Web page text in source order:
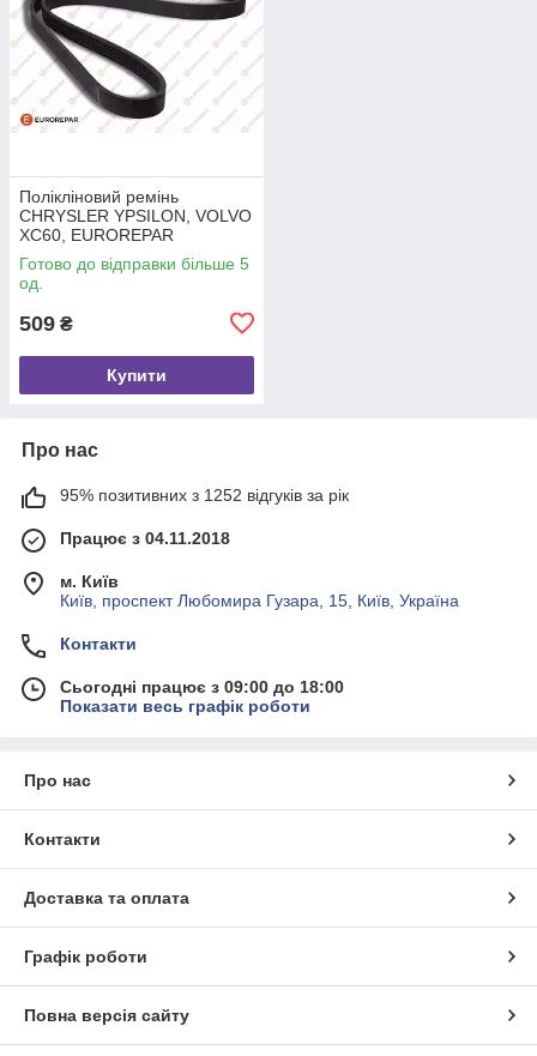
Полікліновий ремінь
CHRYSLER YPSILON, VOLVO
XC60, EUROREPAR
(1606351680)
Готово до відправки більше 5
од.
509 ₴
Купити
Про нас
95% позитивних з 1252 відгуків за рік
Працює з 04.11.2018
м. Київ
Київ, проспект Любомира Гузара, 15, Київ, Україна
Контакти
Сьогодні працює з 09:00 до 18:00
Показати весь графік роботи
Про нас
Контакти
Доставка та оплата
Графік роботи
Повна версія сайту